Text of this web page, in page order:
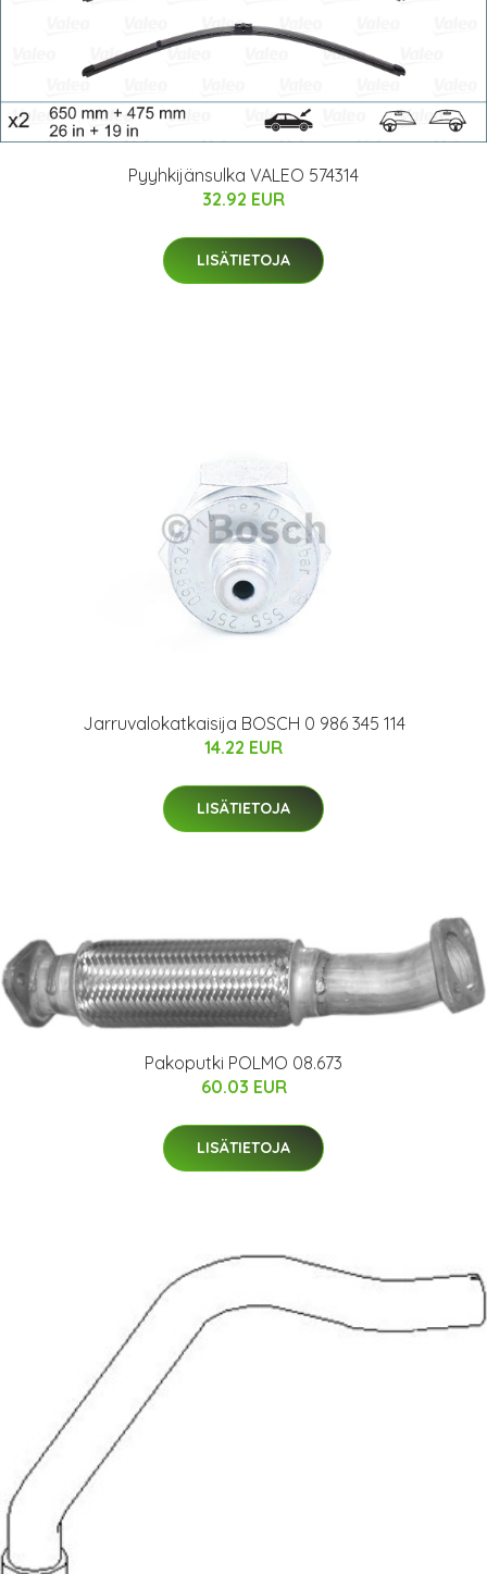
Pyyhkijänsulka VALEO 574314
32.92 EUR
LISÄTIETOJA
Jarruvalokatkaisija BOSCH 0 986 345 114
14.22 EUR
LISÄTIETOJA
Pakoputki POLMO 08.673
60.03 EUR
LISÄTIETOJA